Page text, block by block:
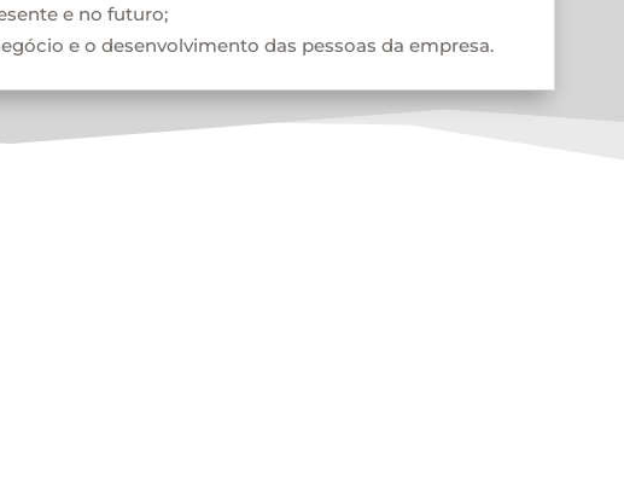
e no futuro;
e o desenvolvimento das pessoas da empresa.